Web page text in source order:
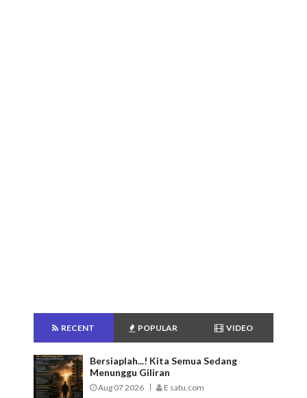
RECENT POPULAR VIDEO
Bersiaplah...! Kita Semua Sedang
Menunggu Giliran
Aug 07 2026 E satu.com